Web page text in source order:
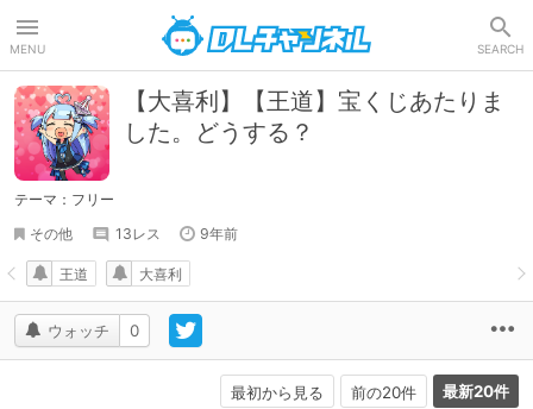
MENU SEARCH
【大喜利】【王道】宝くじあたりま
した。どうする？
テーマ：フリー
その他
13レス 9年前
ウォッチ 0
王道 大喜利
最初から見る 前の20件 最新20件